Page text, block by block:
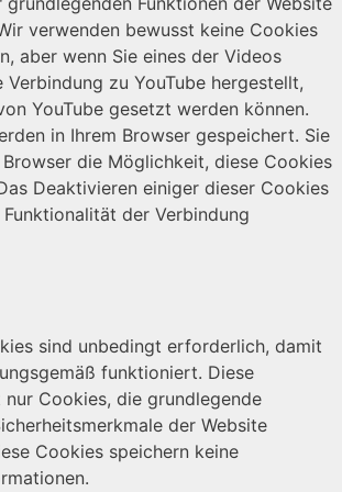
verwenden bewusst keine Cookies
aber wenn Sie eines der Videos
zu YouTube hergestellt,
YouTube gesetzt werden können.
in Ihrem Browser gespeichert. Sie
die Möglichkeit, diese Cookies
Deaktivieren einiger dieser Cookies
der Verbindung
sind unbedingt erforderlich, damit
funktioniert. Diese
Cookies, die grundlegende
der Website
Cookies speichern keine